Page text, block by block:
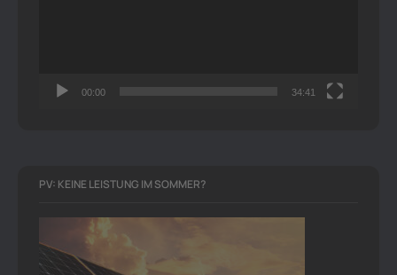
00:00 34:41
PV: KEINE LEISTUNG IM SOMMER?